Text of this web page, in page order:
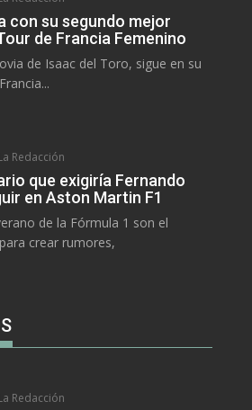
con su segundo mejor
de Francia Femenino
de Isaac del Toro, sigue en su
Redacción
que exigiría Fernando
en Aston Martin F1
de la Fórmula 1 son el
crear rumores,
Redacción